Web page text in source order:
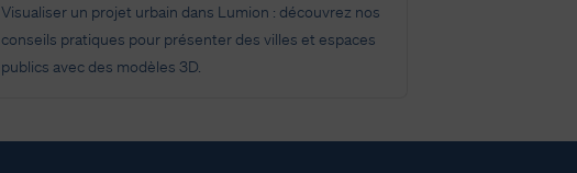
Visualiser un projet urbain dans Lumion : découvrez nos
conseils pratiques pour présenter des villes et espaces
publics avec des modèles 3D.